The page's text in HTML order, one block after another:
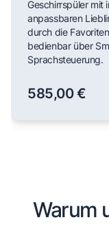
Geschirrspüler mit
anpassbaren
durch die
bedienbar über
Sprachsteuerung.
585,00 €
Warum